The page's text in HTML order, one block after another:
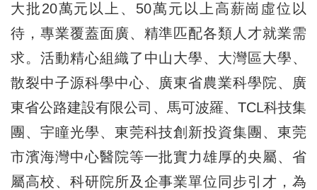
大批20萬元以上、50萬元以上高薪崗虛位以
待，專業覆蓋面廣、精準匹配各類人才就業需
求。活動精心組織了中山大學、大灣區大學、
散裂中子源科學中心、廣東省農業科學院、廣
東省公路建設有限公司、馬可波羅、TCL科技集
團、宇瞳光學、東莞科技創新投資集團、東莞
市濱海灣中心醫院等一批實力雄厚的央屬、省
屬高校、科研院所及企事業單位同步引才，為